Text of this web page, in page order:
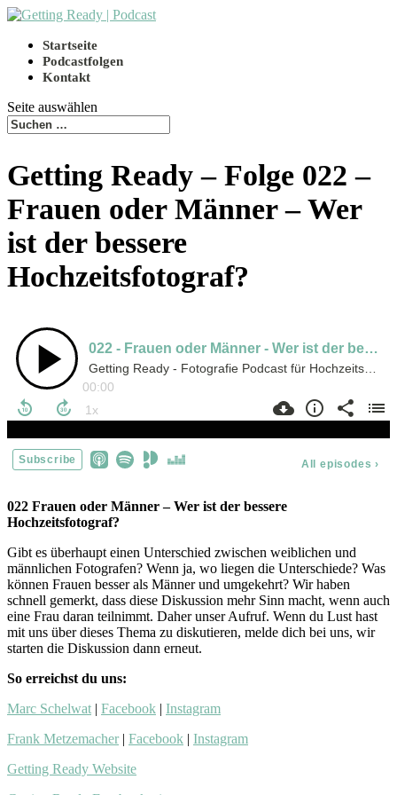
Startseite
Podcastfolgen
Kontakt
Seite auswählen
Getting Ready – Folge 022 –
Frauen oder Männer – Wer
ist der bessere
Hochzeitsfotograf?
022 Frauen oder Männer – Wer ist der bessere
Hochzeitsfotograf?
Gibt es überhaupt einen Unterschied zwischen weiblichen und
männlichen Fotografen? Wenn ja, wo liegen die Unterschiede? Was
können Frauen besser als Männer und umgekehrt? Wir haben
schnell gemerkt, dass diese Diskussion mehr Sinn macht, wenn auch
eine Frau daran teilnimmt. Daher unser Aufruf. Wenn du Lust hast
mit uns über dieses Thema zu diskutieren, melde dich bei uns, wir
starten die Diskussion dann erneut.
So erreichst du uns:
Marc Schelwat| Facebook | Instagram
Frank Metzemacher| Facebook | Instagram
Getting Ready Website